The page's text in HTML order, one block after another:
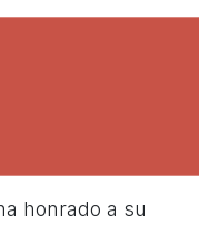
honrado a su